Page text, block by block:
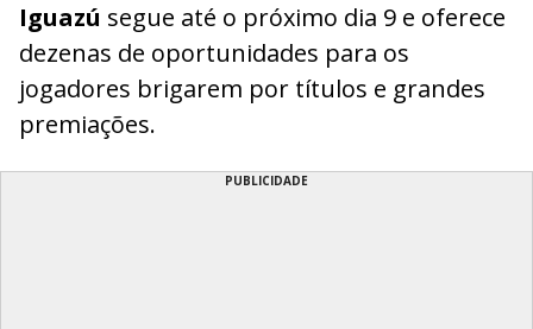
Iguazú segue até o próximo dia 9 e oferece
dezenas de oportunidades para os
jogadores brigarem por títulos e grandes
premiações.
PUBLICIDADE